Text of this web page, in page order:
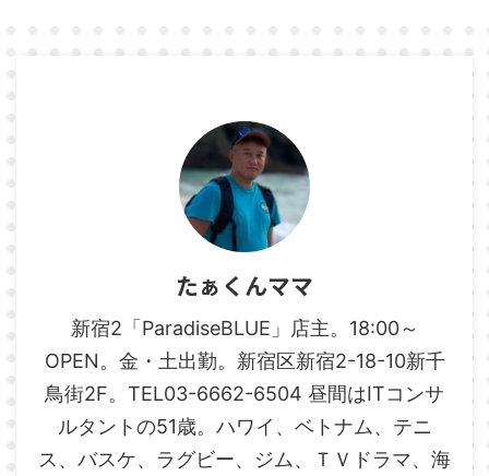
たぁくんママ
新宿2「ParadiseBLUE」店主。18:00～
OPEN。金・土出勤。新宿区新宿2-18-10新千
鳥街2F。TEL03-6662-6504 昼間はITコンサ
ルタントの51歳。ハワイ、ベトナム、テニ
ス、バスケ、ラグビー、ジム、ＴＶドラマ、海